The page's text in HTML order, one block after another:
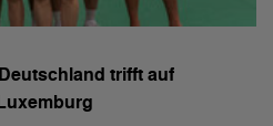
trifft auf